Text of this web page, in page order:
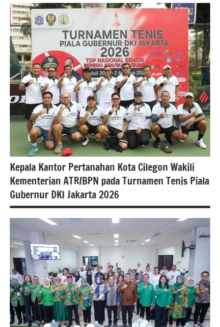
#atrbpn
#Kementerian
ATR/BPN
#Kementerian
ATR/BPN RI
#Kementerian
Atrbpnri
#kementerianatrbpn
#kementerianatrbpnri
Kepala Kantor Pertanahan Kota Cilegon Wakili
Kementerian ATR/BPN pada Turnamen Tenis Piala
Gubernur DKI Jakarta 2026
#atrbpn
#berita
nasional
#BPN
Cilegon
#Kementerian
ATR/BPN